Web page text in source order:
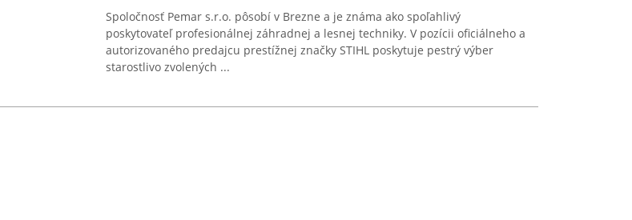
Spoločnosť Pemar s.r.o. pôsobí v Brezne a je známa ako spoľahlivý
poskytovateľ profesionálnej záhradnej a lesnej techniky. V pozícii oficiálneho a
autorizovaného predajcu prestížnej značky STIHL poskytuje pestrý výber
starostlivo zvolených ...